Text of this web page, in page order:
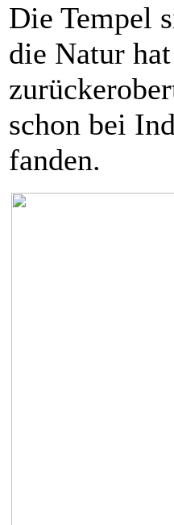
Die Tempel
die Natur
schon bei
fanden.